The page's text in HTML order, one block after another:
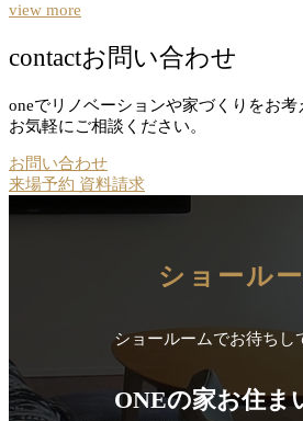
view more
contactお問い合わせ
oneでリノベーションや家づくりをお考
お気軽にご相談ください。
お問い合わせ
来場予約 資料請求
ショール
ショールームでお待ちし
ONEの家お住ま